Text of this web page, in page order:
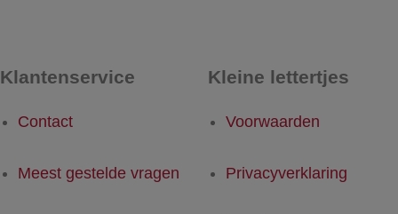
Klantenservice
Contact
Meest gestelde vragen
Kleine lettertjes
Voorwaarden
Privacyverklaring